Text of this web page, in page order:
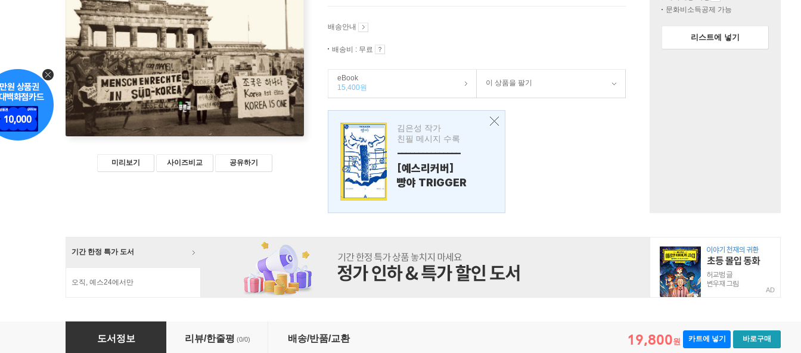
미리보기 사이즈비교 공유하기
배송안내
배송비 : 무료
eBook
15,400원
이 상품을 팔기
김은성 작가
친필 메시지 수록
---------------
[예스리커버]
빵야 TRIGGER
문화비소득공제 가능
리스트에 넣기
기간 한정 특가 도서
오직, 예스24에서만
AD
경계를 횡단하는 여성들
도서정보 리뷰/한줄평 (0/0) 배송/반품/교환 19,800원 카트에 넣기 바로구매